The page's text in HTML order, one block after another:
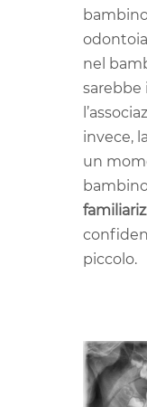
nel
sarebbe
invece,
un
piccolo.